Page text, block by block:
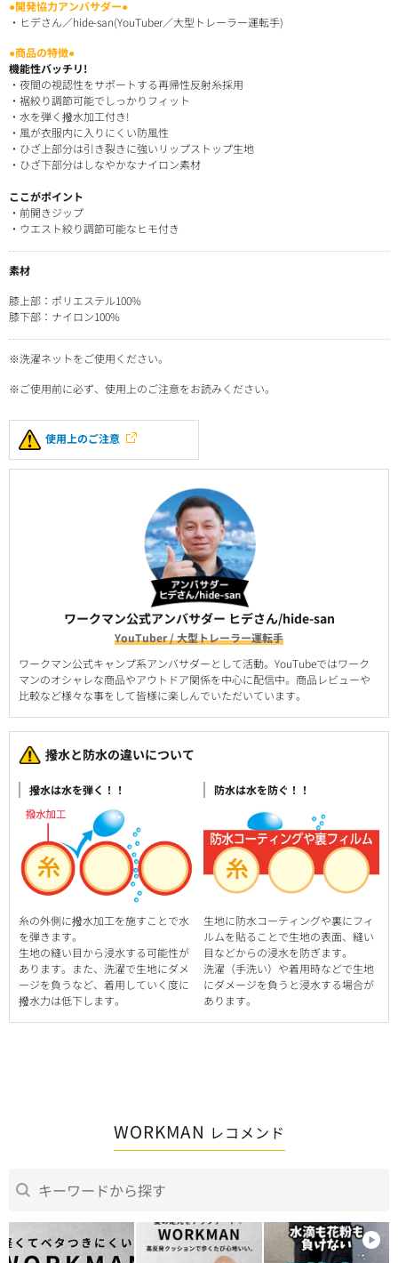
●開発協力アンバサダー●
・ヒデさん／hide-san(YouTuber／大型トレーラー運転手)
●商品の特徴●
機能性バッチリ!
・夜間の視認性をサポートする再帰性反射糸採用
・裾絞り調節可能でしっかりフィット
・水を弾く撥水加工付き!
・風が衣服内に入りにくい防風性
・ひざ上部分は引き裂きに強いリップストップ生地
・ひざ下部分はしなやかなナイロン素材
ここがポイント
・前開きジップ
・ウエスト絞り調節可能なヒモ付き
素材
膝上部：ポリエステル100%
膝下部：ナイロン100%
※洗濯ネットをご使用ください。
※ご使用前に必ず、使用上のご注意をお読みください。
使用上のご注意
ワークマン公式アンバサダー ヒデさん/hide-san
YouTuber / 大型トレーラー運転手
ワークマン公式キャンプ系アンバサダーとして活動。YouTubeではワーク
マンのオシャレな商品やアウトドア関係を中心に配信中。商品レビューや
比較など様々な事をして皆様に楽しんでいただいています。
撥水と防水の違いについて
撥水は水を弾く！！
糸の外側に撥水加工を施すことで水
を弾きます。
生地の縫い目から浸水する可能性が
あります。また、洗濯で生地にダメ
ージを負うなど、着用していく度に
撥水力は低下します。
防水は水を防ぐ！！
生地に防水コーティングや裏にフィ
ルムを貼ることで生地の表面、縫い
目などからの浸水を防ぎます。
洗濯（手洗い）や着用時などで生地
にダメージを負うと浸水する場合が
あります。
WORKMAN レコメンド